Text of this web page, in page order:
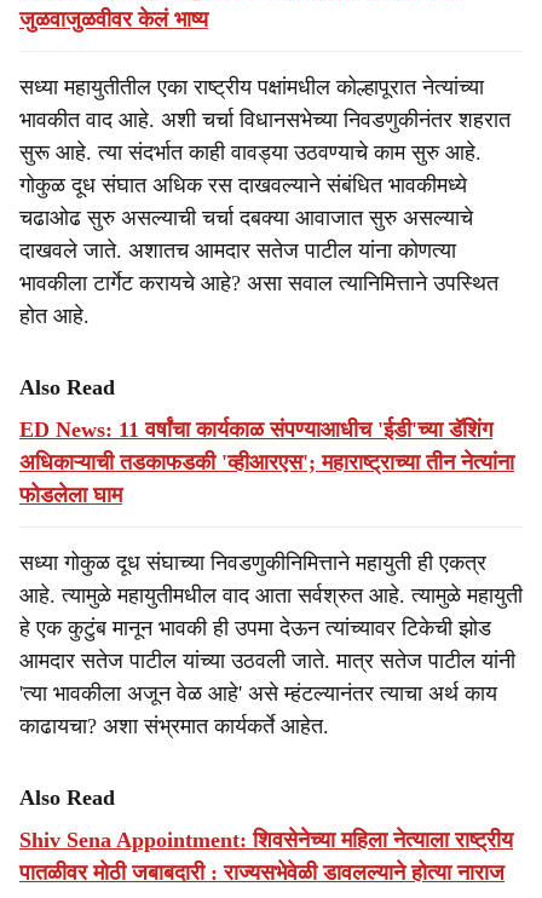
जुळवाजुळवीवर केलं भाष्य
सध्या महायुतीतील एका राष्ट्रीय पक्षांमधील कोल्हापूरात नेत्यांच्या
भावकीत वाद आहे. अशी चर्चा विधानसभेच्या निवडणुकीनंतर शहरात
सुरू आहे. त्या संदर्भात काही वावड्या उठवण्याचे काम सुरु आहे.
गोकुळ दूध संघात अधिक रस दाखवल्याने संबंधित भावकीमध्ये
चढाओढ सुरु असल्याची चर्चा दबक्या आवाजात सुरु असल्याचे
दाखवले जाते. अशातच आमदार सतेज पाटील यांना कोणत्या
भावकीला टार्गेट करायचे आहे? असा सवाल त्यानिमित्ताने उपस्थित
होत आहे.
Also Read
ED News: 11 वर्षांचा कार्यकाळ संपण्याआधीच 'ईडी'च्या डॅशिंग
अधिकाऱ्याची तडकाफडकी 'व्हीआरएस'; महाराष्ट्राच्या तीन नेत्यांना
फोडलेला घाम
सध्या गोकुळ दूध संघाच्या निवडणुकीनिमित्ताने महायुती ही एकत्र
आहे. त्यामुळे महायुतीमधील वाद आता सर्वश्रुत आहे. त्यामुळे महायुती
हे एक कुटुंब मानून भावकी ही उपमा देऊन त्यांच्यावर टिकेची झोड
आमदार सतेज पाटील यांच्या उठवली जाते. मात्र सतेज पाटील यांनी
'त्या भावकीला अजून वेळ आहे' असे म्हंटल्यानंतर त्याचा अर्थ काय
काढायचा? अशा संभ्रमात कार्यकर्ते आहेत.
Also Read
Shiv Sena Appointment: शिवसेनेच्या महिला नेत्याला राष्ट्रीय
पातळीवर मोठी जबाबदारी : राज्यसभेवेळी डावलल्याने होत्या नाराज